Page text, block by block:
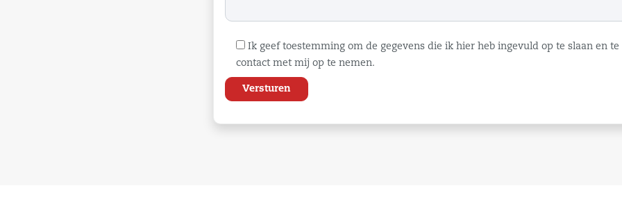
Ik geef toestemming om de gegevens die ik hier heb ingevuld op te slaan en
contact met mij op te nemen.